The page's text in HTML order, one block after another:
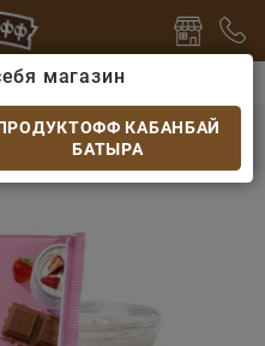
Ritter Sport Клубника с
с йогуртом
магазин
КАБАНБАЙ
БАТЫРА